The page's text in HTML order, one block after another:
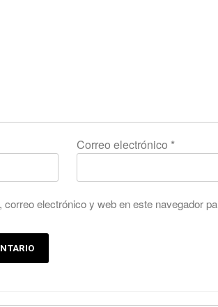
Correo electrónico *
correo electrónico y web en este navegador